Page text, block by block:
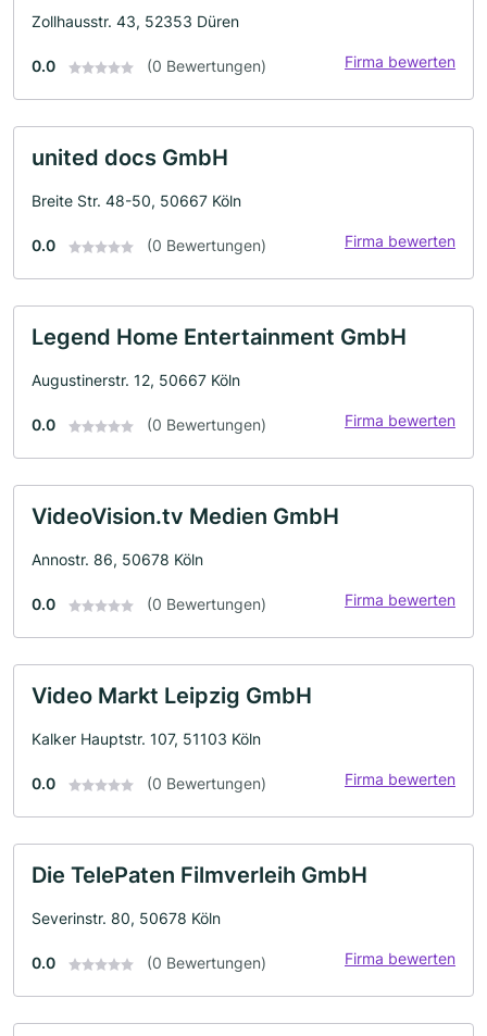
Zollhausstr. 43, 52353 Düren
0.0 (0 Bewertungen) Firma bewerten
united docs GmbH
Breite Str. 48-50, 50667 Köln
0.0 (0 Bewertungen) Firma bewerten
Legend Home Entertainment GmbH
Augustinerstr. 12, 50667 Köln
0.0 (0 Bewertungen) Firma bewerten
VideoVision.tv Medien GmbH
Annostr. 86, 50678 Köln
0.0 (0 Bewertungen) Firma bewerten
Video Markt Leipzig GmbH
Kalker Hauptstr. 107, 51103 Köln
0.0 (0 Bewertungen) Firma bewerten
Die TelePaten Filmverleih GmbH
Severinstr. 80, 50678 Köln
0.0 (0 Bewertungen) Firma bewerten